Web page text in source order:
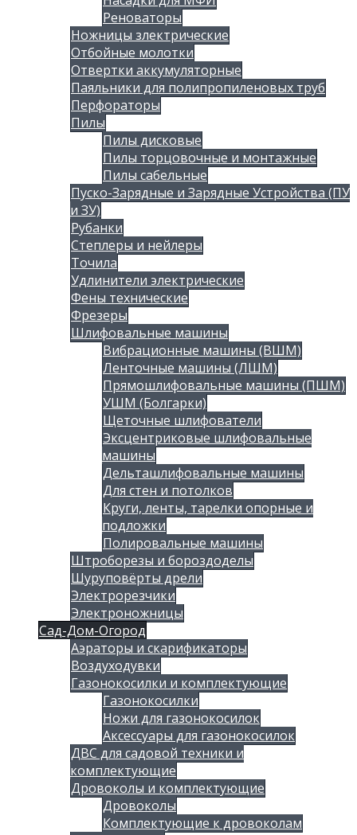
Реноваторы
Ножницы злектрические
Отбойные молотки
Отвертки аккумуляторные
Паяльники для полипропиленовых труб
Перфораторы
Пилы
Пилы дисковые
Пилы торцовочные и монтажные
Пилы сабельные
Пуско-Зарядные и Зарядные Устройства (ПУ
и ЗУ)
Рубанки
Степлеры и нейлеры
Точила
Удлинители электрические
Фены технические
Фрезеры
Шлифовальные машины
Вибрационные машины (ВШМ)
Ленточные машины (ЛШМ)
Прямошлифовальные машины (ПШМ)
УШМ (Болгарки)
Щеточные шлифователи
Эксцентриковые шлифовальные
машины
Дельташлифовальные машины
Для стен и потолков
Круги, ленты, тарелки опорные и
подложки
Полировальные машины
Штроборезы и бороздоделы
Шуруповёрты дрели
Электрорезчики
Электроножницы
Сад-Дом-Огород
Аэраторы и скарификаторы
Воздуходувки
Газонокосилки и комплектующие
Газонокосилки
Ножи для газонокосилок
Аксессуары для газонокосилок
ДВС для садовой техники и
комплектующие
Дровоколы и комплектующие
Дровоколы
Комплектующие к дровоколам